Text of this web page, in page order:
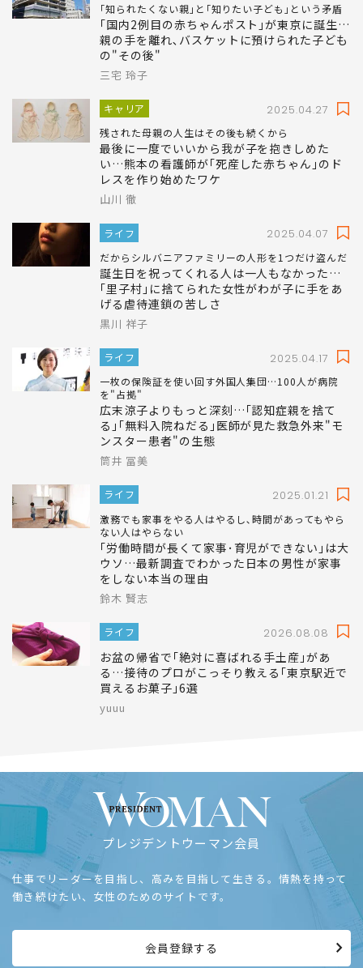
｢知られたくない親｣と｢知りたい子ども｣という矛盾
｢国内2例目の赤ちゃんポスト｣が東京に誕生…
親の手を離れ､バスケットに預けられた子ども
の"その後"
三宅 玲子
キャリア 2025.04.27
残された母親の人生はその後も続くから
最後に一度でいいから我が子を抱きしめた
い…熊本の看護師が｢死産した赤ちゃん｣のド
レスを作り始めたワケ
山川 徹
ライフ 2025.04.07
だからシルバニアファミリーの人形を1つだけ盗んだ
誕生日を祝ってくれる人は一人もなかった…
｢里子村｣に捨てられた女性がわが子に手をあ
げる虐待連鎖の苦しさ
黒川 祥子
ライフ 2025.04.17
一枚の保険証を使い回す外国人集団…100人が病院
を"占拠"
広末涼子よりもっと深刻…｢認知症親を捨て
る｣｢無料入院ねだる｣医師が見た救急外来"モ
ンスター患者"の生態
筒井 冨美
ライフ 2025.01.21
激務でも家事をやる人はやるし､時間があってもやら
ない人はやらない
｢労働時間が長くて家事･育児ができない｣は大
ウソ…最新調査でわかった日本の男性が家事
をしない本当の理由
鈴木 賢志
ライフ 2026.08.08
お盆の帰省で｢絶対に喜ばれる手土産｣があ
る…接待のプロがこっそり教える｢東京駅近で
買えるお菓子｣6選
yuuu
プレジデントウーマン会員
仕事でリーダーを目指し、高みを目指して生きる。情熱を持って
働き続けたい、女性のためのサイトです。
会員登録する